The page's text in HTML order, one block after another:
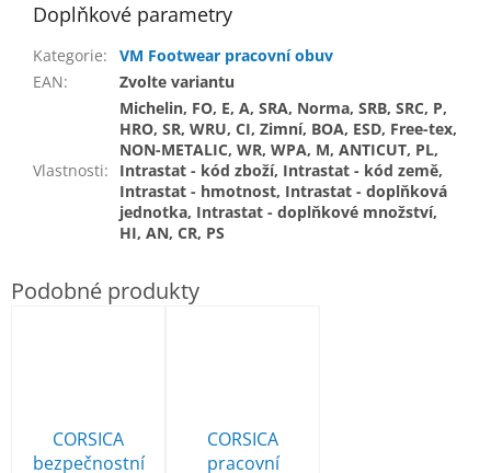
Doplňkové parametry
Kategorie:
VM Footwear pracovní obuv
EAN: Zvolte variantu
Vlastnosti:
Michelin, FO, E, A, SRA, Norma, SRB, SRC, P,
HRO, SR, WRU, CI, Zimní, BOA, ESD, Free-tex,
NON-METALIC, WR, WPA, M, ANTICUT, PL,
Intrastat - kód zboží, Intrastat - kód země,
Intrastat - hmotnost, Intrastat - doplňková
jednotka, Intrastat - doplňkové množství,
HI, AN, CR, PS
CORSICA
bezpečnostní
CORSICA
pracovní